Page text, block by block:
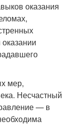
оказания
мер,
Несчастный
— в